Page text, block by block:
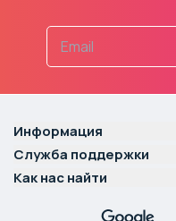
Информация
Служба поддержки
Как нас найти